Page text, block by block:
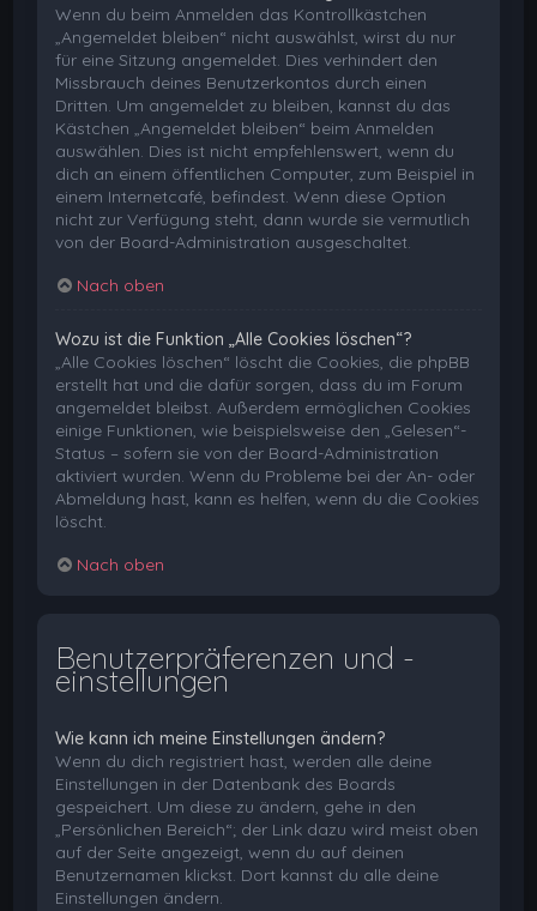
Wenn du beim Anmelden das Kontrollkästchen
„Angemeldet bleiben“ nicht auswählst, wirst du nur
für eine Sitzung angemeldet. Dies verhindert den
Missbrauch deines Benutzerkontos durch einen
Dritten. Um angemeldet zu bleiben, kannst du das
Kästchen „Angemeldet bleiben“ beim Anmelden
auswählen. Dies ist nicht empfehlenswert, wenn du
dich an einem öffentlichen Computer, zum Beispiel in
einem Internetcafé, befindest. Wenn diese Option
nicht zur Verfügung steht, dann wurde sie vermutlich
von der Board-Administration ausgeschaltet.
Nach oben
Wozu ist die Funktion „Alle Cookies löschen“?
„Alle Cookies löschen“ löscht die Cookies, die phpBB
erstellt hat und die dafür sorgen, dass du im Forum
angemeldet bleibst. Außerdem ermöglichen Cookies
einige Funktionen, wie beispielsweise den „Gelesen“-
Status – sofern sie von der Board-Administration
aktiviert wurden. Wenn du Probleme bei der An- oder
Abmeldung hast, kann es helfen, wenn du die Cookies
löscht.
Nach oben
Benutzerpräferenzen und -
einstellungen
Wie kann ich meine Einstellungen ändern?
Wenn du dich registriert hast, werden alle deine
Einstellungen in der Datenbank des Boards
gespeichert. Um diese zu ändern, gehe in den
„Persönlichen Bereich“; der Link dazu wird meist oben
auf der Seite angezeigt, wenn du auf deinen
Benutzernamen klickst. Dort kannst du alle deine
Einstellungen ändern.